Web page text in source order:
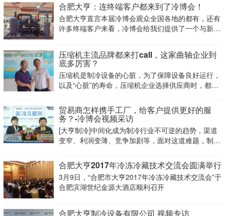
合肥大亨：连终端客户都来到了冷博会！
合肥大亨直言本届冷博会观众全国各地的都有，还有
许多终端客户来看，冷博会给我们提供了一个与新老
压缩机主流品牌都来打call，这家曲轴企业到
底多厉害？
压缩机是制冷设备的心脏，为了保障设备良好运行，
以及“心脏”的寿命，压缩机企业选择供应商时，都是
整个产品的质量，那就太得不偿失了。
贸易商怎样携手工厂，给客户提供更好的服
务？-冷博会视频采访
[大亨制冷]中间化成为制冷行业不可逆的趋势，渠道
变窄、利润变薄、竞争加剧等，面对这道难题，制冷
合肥大亨2017年冷冻冷藏技术交流会圆满举行
3月9日，“合肥市大亨2017年冷冻冷藏技术交流会”于
合肥滨湖世纪金源大酒店顺利召开
合肥大亨制冷设备有限公司 视频专访